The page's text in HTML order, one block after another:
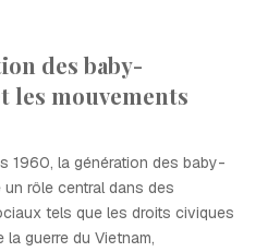
des baby-
les mouvements
1960, la génération des baby-
rôle central dans des
tels que les droits civiques
guerre du Vietnam,